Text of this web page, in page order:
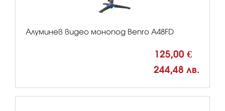
Алуминев видео монопод Benro A48FD
125,00 €
244,48 лв.